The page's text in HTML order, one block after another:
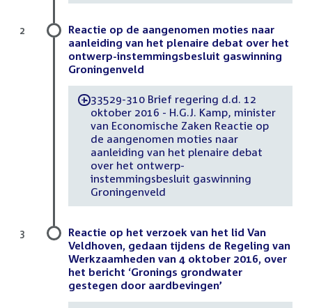
Reactie op de aangenomen moties naar
aanleiding van het plenaire debat over het
ontwerp-instemmingsbesluit gaswinning
Groningenveld
-33529-310 Brief regering d.d. 12
oktober 2016 - H.G.J. Kamp, minister
van Economische Zaken Reactie op
de aangenomen moties naar
aanleiding van het plenaire debat
over het ontwerp-
instemmingsbesluit gaswinning
Groningenveld
2
Reactie op het verzoek van het lid Van
Veldhoven, gedaan tijdens de Regeling van
Werkzaamheden van 4 oktober 2016, over
het bericht ‘Gronings grondwater
gestegen door aardbevingen’
3